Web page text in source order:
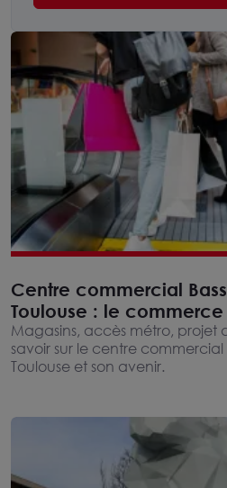
Centre commercial
Toulouse : le
métro
Magasins, accès métro, projet
savoir sur le centre
Toulouse et son avenir.